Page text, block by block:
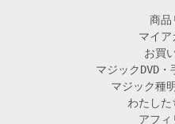
商品
マイア
お買
マジックDVD
マジック種
わたした
アフィ